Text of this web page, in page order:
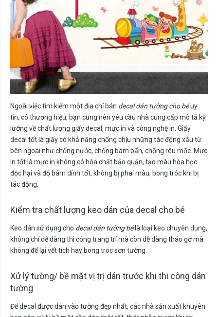
Ngoài việc tìm kiếm một địa chỉ bán decal dán tường cho béuy
tín, có thương hiệu, bạn cũng nên yêu cầu nhà cung cấp mô tả kỹ
lưỡng về chất lượng giấy decal, mực in và công nghệ in. Giấy
decal tốt là giấy có khả năng chống chịu những tác động xấu từ
bên ngoài như chống nước, chống bám bẩn, chống rêu mốc. Mực
in tốt là mực in không có hóa chất bảo quản, tạo màu hóa học
độc hại và độ bám dính tốt, không bị phai màu, bong tróc khi bị
tác động.
Kiểm tra chất lượng keo dán của decal cho bé
Keo dán sử dụng cho decal dán tường bélà loại keo chuyên dụng,
không chỉ dễ dàng thi công trang trí mà còn dễ dàng tháo gỡ mà
không để lại vết tích hay bong tróc sơn tường.
Xử lý tường/ bề mặt vị trị dán trước khi thi công dán
tường
Để decal được dán vào tường đẹp nhất, các nhà sản xuất khuyên